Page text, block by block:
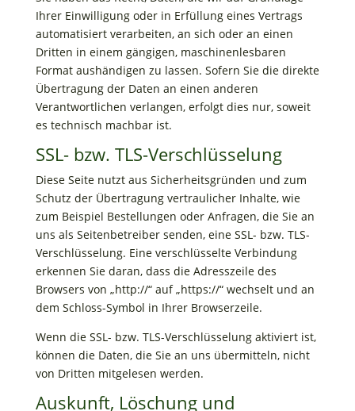
Ihrer Einwilligung oder in Erfüllung eines Vertrags
automatisiert verarbeiten, an sich oder an einen
Dritten in einem gängigen, maschinenlesbaren
Format aushändigen zu lassen. Sofern Sie die direkte
Übertragung der Daten an einen anderen
Verantwortlichen verlangen, erfolgt dies nur, soweit
es technisch machbar ist.
SSL- bzw. TLS-Verschlüsselung
Diese Seite nutzt aus Sicherheitsgründen und zum
Schutz der Übertragung vertraulicher Inhalte, wie
zum Beispiel Bestellungen oder Anfragen, die Sie an
uns als Seitenbetreiber senden, eine SSL- bzw. TLS-
Verschlüsselung. Eine verschlüsselte Verbindung
erkennen Sie daran, dass die Adresszeile des
Browsers von „http://“ auf „https://“ wechselt und an
dem Schloss-Symbol in Ihrer Browserzeile.
Wenn die SSL- bzw. TLS-Verschlüsselung aktiviert ist,
können die Daten, die Sie an uns übermitteln, nicht
von Dritten mitgelesen werden.
Auskunft, Löschung und